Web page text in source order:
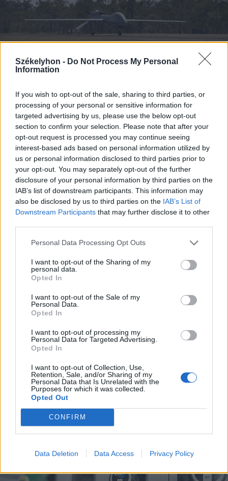
Székelyhon - Do Not Process My Personal
Information
If you wish to opt-out of the sale, sharing to third parties, or
processing of your personal or sensitive information for
targeted advertising by us, please use the below opt-out
section to confirm your selection. Please note that after your
opt-out request is processed you may continue seeing
interest-based ads based on personal information utilized by
us or personal information disclosed to third parties prior to
your opt-out. You may separately opt-out of the further
disclosure of your personal information by third parties on the
IAB’s list of downstream participants. This information may
also be disclosed by us to third parties on the IAB’s List of
Downstream Participants that may further disclose it to other
Personal Data Processing Opt Outs
I want to opt-out of the Sharing of my
personal data.
Opted In
I want to opt-out of the Sale of my
Personal Data.
Opted In
I want to opt-out of processing my
Personal Data for Targeted Advertising.
Opted In
I want to opt-out of Collection, Use,
Retention, Sale, and/or Sharing of my
Personal Data that Is Unrelated with the
Purposes for which it was collected.
Opted Out
CONFIRM
Data Deletion Data Access Privacy Policy
2026. augusztus 08., szombat
Románia irányából érkező ukrán
csalidrón robbant fel Bulgáriában –
frissítve
2026. augusztus 08., szombat
metróba, felszállt az egyik kocsira,
majd kilőtték – videóval